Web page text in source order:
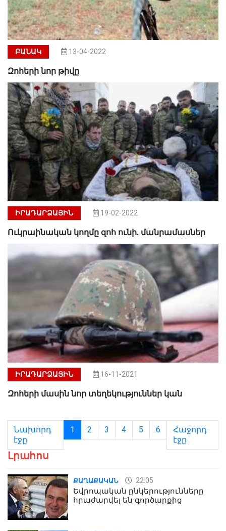
ԲԱՆԱԿ 13-04-2022
Զոհերի նոր թիվը
ԻՐԱԴԱՐՁԱՅԻՆ 19-02-2022
Ուկրաինական կողմը զոհ ունի. մանրամասներ
ԻՐԱԴԱՐՁԱՅԻՆ 16-11-2021
Զոհերի մասին նոր տեղեկություններ կան
Նախորդ
էջը
1 2 3 4 5 6
Հաջորդ
էջը
Լրահոս
ՔԱՂԱՔԱԿԱՆ 22:05
Եվրոպական ընկերությունները
հրաժարվել են գործարքից